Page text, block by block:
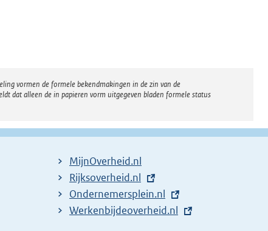
vormen de formele bekendmakingen in de zin van de
dat alleen de in papieren vorm uitgegeven bladen formele status
MijnOverheid.nl
E
x
t
Rijksoverheid.nl
E
x
Ondernemersplein.nl
E
Werkenbijdeoverheid.nl